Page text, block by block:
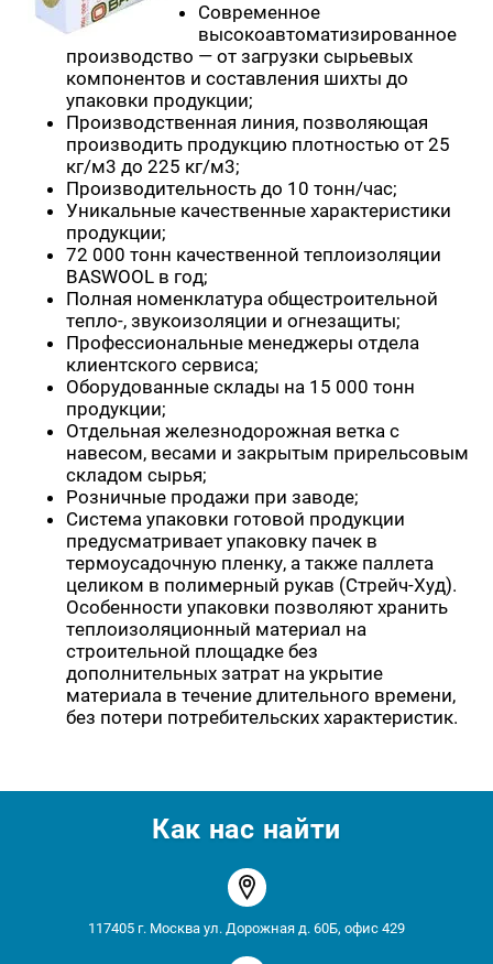
Современное
высокоавтоматизированное
производство — от загрузки сырьевых
компонентов и составления шихты до
упаковки продукции;
Производственная линия, позволяющая
производить продукцию плотностью от 25
кг/м3 до 225 кг/м3;
Производительность до 10 тонн/час;
Уникальные качественные характеристики
продукции;
72 000 тонн качественной теплоизоляции
BASWOOL в год;
Полная номенклатура общестроительной
тепло-, звукоизоляции и огнезащиты;
Профессиональные менеджеры отдела
клиентского сервиса;
Оборудованные склады на 15 000 тонн
продукции;
Отдельная железнодорожная ветка с
навесом, весами и закрытым прирельсовым
складом сырья;
Розничные продажи при заводе;
Система упаковки готовой продукции
предусматривает упаковку пачек в
термоусадочную пленку, а также паллета
целиком в полимерный рукав (Стрейч-Худ).
Особенности упаковки позволяют хранить
теплоизоляционный материал на
строительной площадке без
дополнительных затрат на укрытие
материала в течение длительного времени,
без потери потребительских характеристик.
Как нас найти
117405 г. Москва ул. Дорожная д. 60Б, офис 429